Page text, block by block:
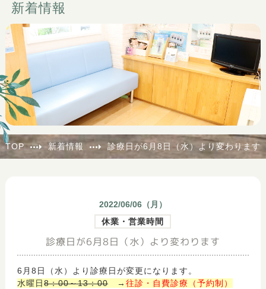
新着情報
TOP 新着情報 診療日が6月8日（水）より変わります
2022/06/06（ 月 ）
休業・営業時間
診療日が6月8日（水）より変わります
6月8日（水）より診療日が変更になります。
水曜日8：00～13：00 → 往診・自費診療（予約制）